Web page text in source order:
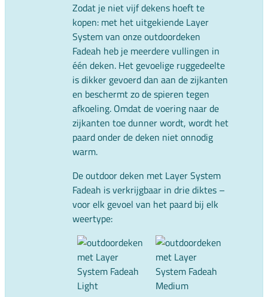
Zodat je niet vijf dekens hoeft te
kopen: met het uitgekiende Layer
System van onze outdoordeken
Fadeah heb je meerdere vullingen in
één deken. Het gevoelige ruggedeelte
is dikker gevoerd dan aan de zijkanten
en beschermt zo de spieren tegen
afkoeling. Omdat de voering naar de
zijkanten toe dunner wordt, wordt het
paard onder de deken niet onnodig
warm.
De outdoor deken met Layer System
Fadeah is verkrijgbaar in drie diktes –
voor elk gevoel van het paard bij elk
weertype: